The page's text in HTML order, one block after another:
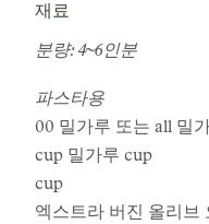
재료
분량: 4~6인분
파스타용
00 밀가루 또는 all 밀
cup 밀가루 cup
cup
엑스트라 버진 올리브